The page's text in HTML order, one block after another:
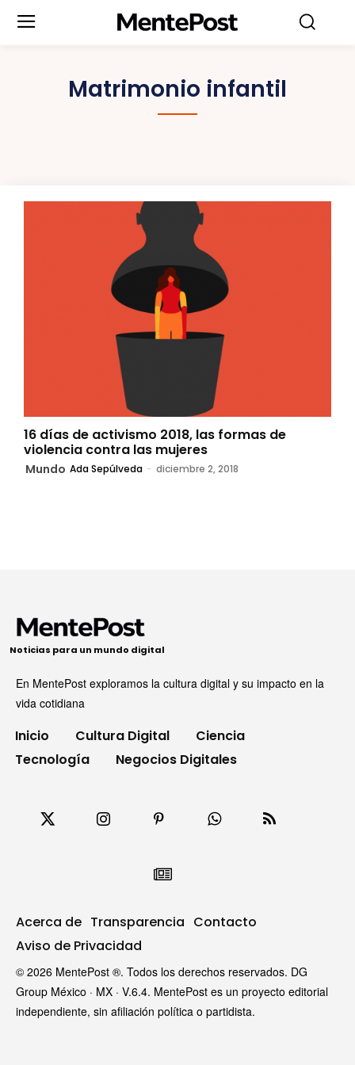
Matrimonio infantil
16 días de activismo 2018, las formas de
violencia contra las mujeres
Mundo Ada Sepúlveda - diciembre 2, 2018
Noticias para un mundo digital
En MentePost exploramos la cultura digital y su impacto en la
vida cotidiana
Inicio Cultura Digital
Ciencia
Tecnología
Negocios Digitales
Acerca de Transparencia Contacto
Aviso de Privacidad
© 2026 MentePost ®. Todos los derechos reservados. DG
Group México · MX · V.6.4. MentePost es un proyecto editorial
independiente, sin afiliación política o partidista.